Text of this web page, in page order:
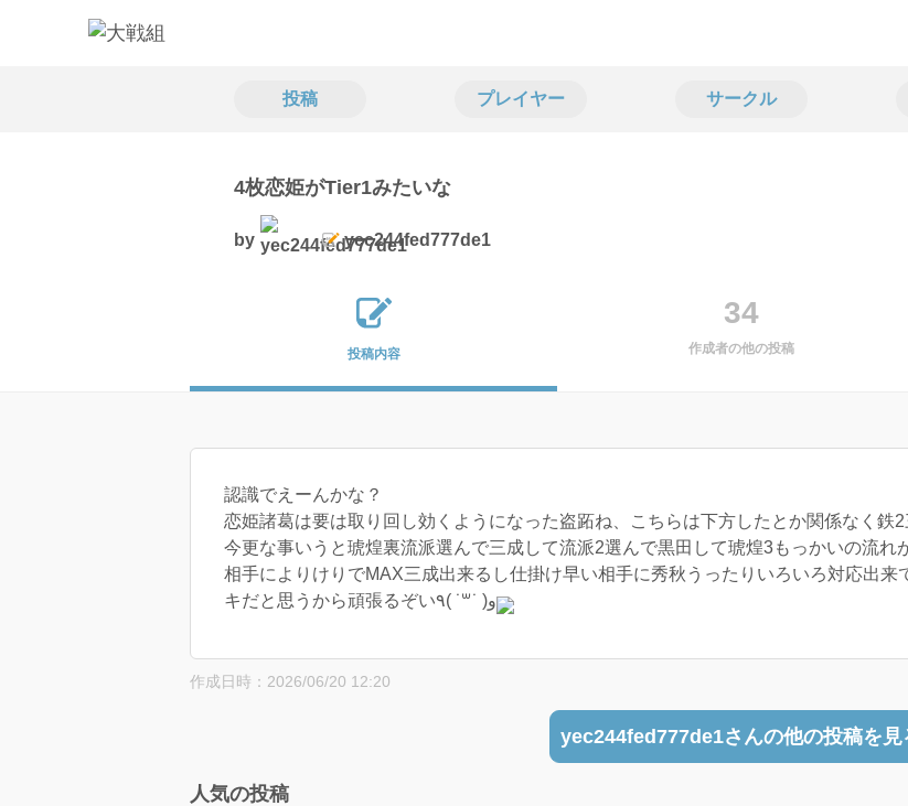
投稿 プレイヤー サークル
4枚恋姫がTier1みたいな
by yec244fed777de1
投稿内容
34
作成者の他の投稿
認識でえーんかな？
恋姫諸葛は要は取り回し効くようになった盗跖ね、こちらは下方したとか関係なく鉄
今更な事いうと琥煌裏流派選んで三成して流派2選んで黒田して琥煌3もっかいの流れ
相手によりけりでMAX三成出来るし仕掛け早い相手に秀秋うったりいろいろ対応出来
キだと思うから頑張るぞいو( ˙꒳˙ )٩
作成日時：2026/06/20 12:20
yec244fed777de1さんの他の投稿を見
人気の投稿